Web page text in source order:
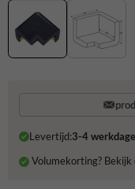
Levertijd:3-4
Volumekorting? Bekijk